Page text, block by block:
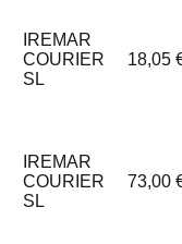
IREMAR
COURIER
SL
18,05
IREMAR
COURIER
SL
73,00